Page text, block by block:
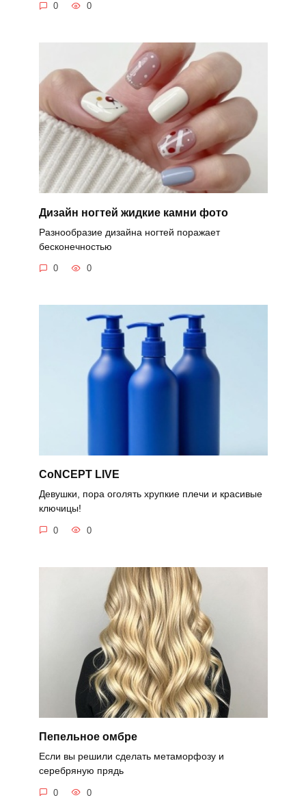
0 0
Дизайн ногтей жидкие камни фото
Разнообразие дизайна ногтей поражает
бесконечностью
0 0
CoNCEPT LIVE
Девушки, пора оголять хрупкие плечи и красивые
ключицы!
0 0
Пепельное омбре
Если вы решили сделать метаморфозу и
серебряную прядь
0 0